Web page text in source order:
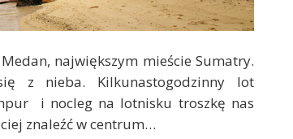
największym mieście Sumatry.
z nieba. Kilkunastogodzinny lot
i nocleg na lotnisku troszkę nas
znaleźć w centrum…